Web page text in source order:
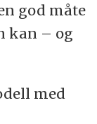
god måte
kan – og
med